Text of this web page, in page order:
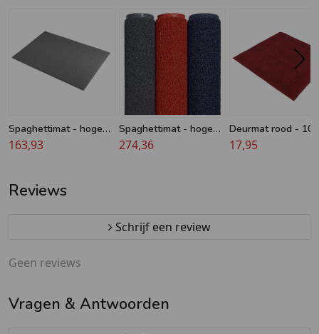
Spaghettimat - hoge
kwaliteit - 10 mm - 120
163,93
Spaghettimat - hoge
kwaliteit - 16 mm - 120
274,36
Deurmat rood -
100 cm
17,95
Reviews
Schrijf een review
Geen reviews
Vragen & Antwoorden